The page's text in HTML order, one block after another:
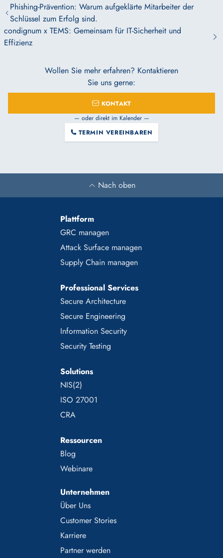
Phishing-Prävention: Warum aufgeklärte Mitarbeiter der
Schlüssel zum Erfolg sind.
condignum x TEMS: Gemeinsam für IT-Sicherheit und
Effizienz
Wollen Sie mehr erfahren? Kontaktieren
Sie uns gerne:
KONTAKT
— oder direkt im Kalender —
TERMIN VEREINBAREN
Nach oben
Plattform
GRC managen
Attack Surface managen
Supply Chain managen
Professional Services
Secure Architecture
Secure Engineering
Information Security
Security Testing
Solutions
NIS(2)
ISO 27001
CRA
Ressourcen
Blog
Webinare
Unternehmen
Über Uns
Customer Stories
Karriere
Partner werden